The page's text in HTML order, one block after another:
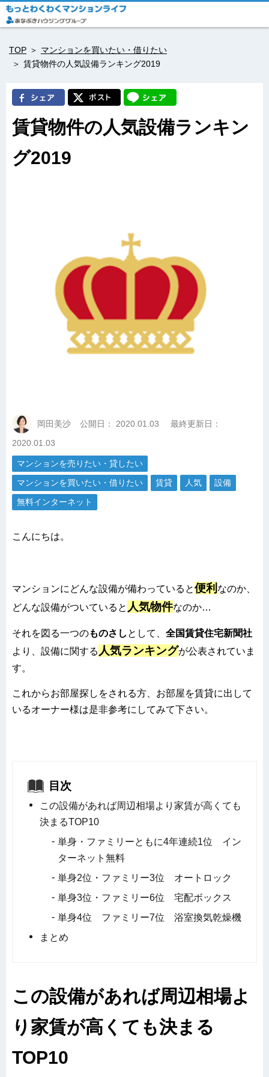
TOP
マンションを買いたい・借りたい
賃貸物件の人気設備ランキング2019
賃貸物件の人気設備ランキン
グ2019
岡田美沙 公開日： 2020.01.03
最終更新日：
2020.01.03
マンションを売りたい・貸したい
マンションを買いたい・借りたい
賃貸 人気
設備
無料インターネット
こんにちは。
マンションにどんな設備が備わっていると便利 なのか、
どんな設備がついていると 人気物件なのか…
それを図る一つのものさし として、 全国賃貸住宅新聞社
より、 設備に関する 人気ランキングが公表されていま
す。
これからお部屋探しをされる方、お部屋を賃貸に出して
いるオーナー様は是非参考にしてみて下さい。
目次
この設備があれば周辺相場より家賃が高くても
決まるTOP10
単身・ファミリーともに4年連続1位 イン
ターネット無料
単身2位・ファミリー3位 オートロック
単身3位・ファミリー6位 宅配ボックス
単身4位 ファミリー7位 浴室換気乾燥機
まとめ
この設備があれば周辺相場よ
り家賃が高くても決まる
TOP10